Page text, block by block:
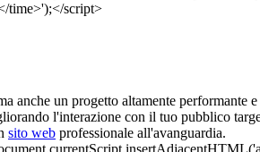
anche un progetto altamente
l'interazione con il tuo pubblico
sito web professionale all'avanguardia.